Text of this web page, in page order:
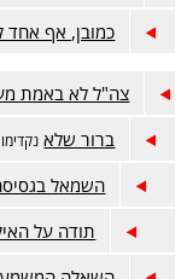
כמובן, אף אחד
צה"ל לא באמת
ברור שלא
השמאל
תודה על